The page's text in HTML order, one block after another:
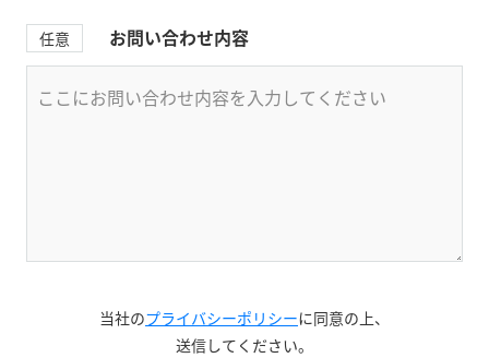
任意 お問い合わせ内容
当社のプライバシーポリシーに同意の上、
送信してください。